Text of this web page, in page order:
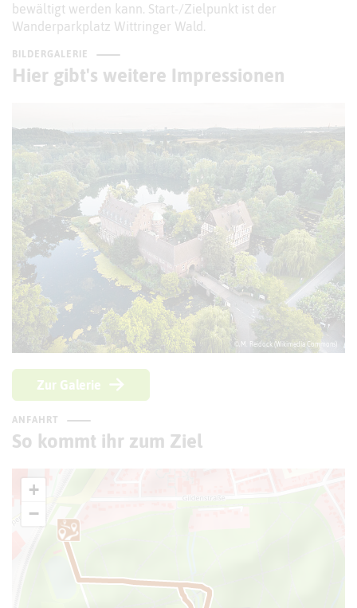
bewältigt werden kann. Start-/Zielpunkt ist der
Wanderparkplatz Wittringer Wald.
BILDERGALERIE
Hier gibt's weitere Impressionen
© M. Reidock (Wikimedia Commons)
Zur Galerie
ANFAHRT
So kommt ihr zum Ziel
+
−